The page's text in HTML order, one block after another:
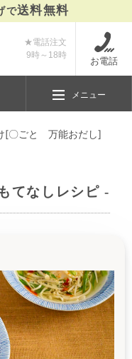
で送料無料
★電話注文
9時～ 18時 お電話
メニュー
[〇ごと 万能おだし]
てなしレシピ -